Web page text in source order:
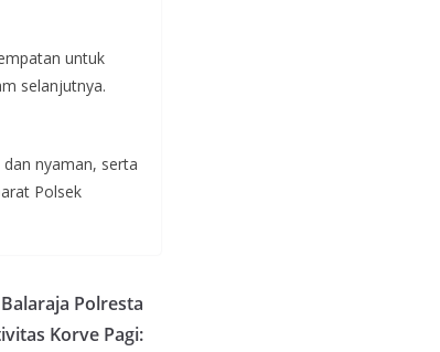
untuk
selanjutnya.
nyaman, serta
Polsek
Polresta
Korve Pagi: